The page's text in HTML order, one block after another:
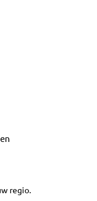
regio.